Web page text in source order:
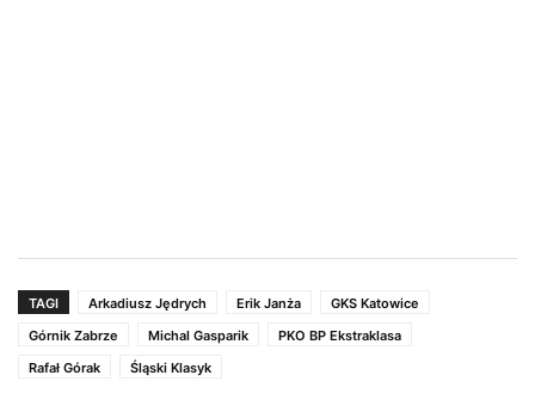
TAGI Arkadiusz Jędrych Erik Janża
GKS Katowice
Górnik Zabrze
Michal Gasparik
PKO BP Ekstraklasa
Rafał Górak
Śląski Klasyk